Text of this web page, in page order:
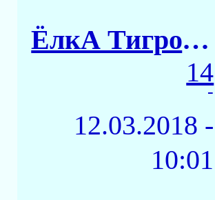
ЁлкА ТигровАЯ
14
-
12.03.2018 -
10:01